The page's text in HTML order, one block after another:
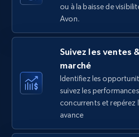
URL, Product name, Product
rating object, Product rating max,
Author name, Asin, and more.
870+
ou à la baisse de
Avon.
Suivez les ventes
marché
Identifiez les
suivez les
concurrents et repérez
avance